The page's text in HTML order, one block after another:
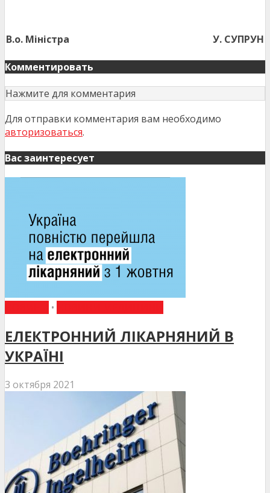
В.о. Міністра У. СУПРУН
Комментировать
Нажмите для комментария
Для отправки комментария вам необходимо
авторизоваться.
Вас заинтересует
•
ЕЛЕКТРОННИЙ ЛІКАРНЯНИЙ В
УКРАЇНІ
3 октября 2021